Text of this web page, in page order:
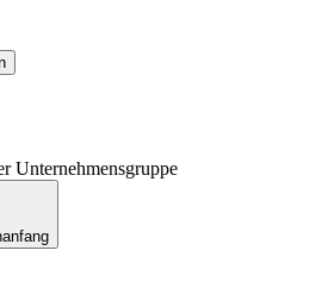
Unternehmensgruppe